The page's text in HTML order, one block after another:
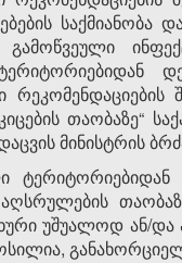
გამოწვეული
მინისტრის
აღსრულების
უშუალოდ